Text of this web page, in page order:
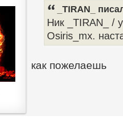
_TIRAN_
Ник _TIRAN_ /
Osiris_mx.
как пожелаешь